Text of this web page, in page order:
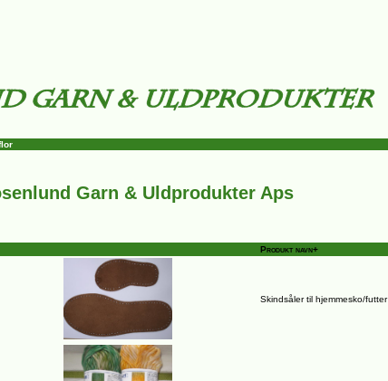
Garn & Uldprodukter Aps
Produkt navn+
Skindsåler til hjemmesko/futter